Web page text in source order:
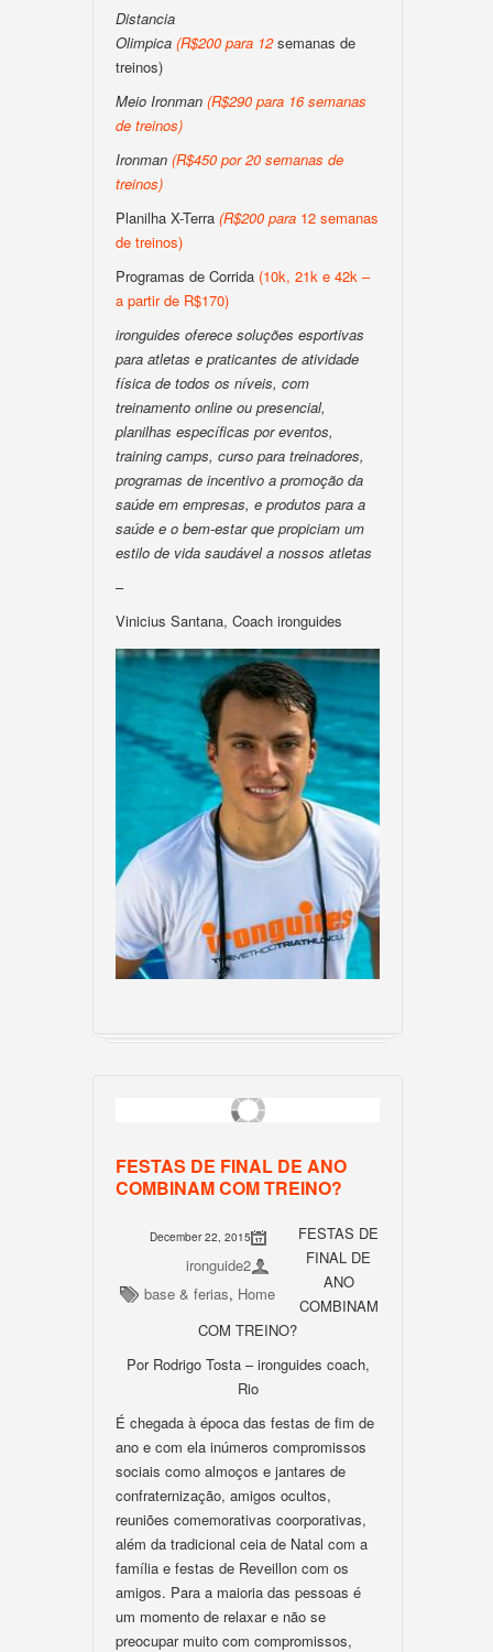
Distancia
Olimpica (R$200 para 12semanas de
treinos)
Meio Ironman (R$290 para 16 semanas
de treinos)
Ironman (R$450 por 20 semanas de
treinos)
Planilha X-Terra (R$200 para 12 semanas
de treinos)
Programas de Corrida (10k, 21k e 42k –
a partir de R$170)
ironguides oferece soluções esportivas
para atletas e praticantes de atividade
física de todos os níveis, com
treinamento online ou presencial,
planilhas específicas por eventos,
training camps, curso para treinadores,
programas de incentivo a promoção da
saúde em empresas, e produtos para a
saúde e o bem-estar que propiciam um
estilo de vida saudável a nossos atletas
–
Vinicius Santana, Coach ironguides
FESTAS DE FINAL DE ANO
COMBINAM COM TREINO?
December 22, 2015
ironguide2
base & ferias, Home
FESTAS DE
FINAL DE
ANO
COMBINAM
COM TREINO?
Por Rodrigo Tosta – ironguides coach,
Rio
É chegada à época das festas de fim de
ano e com ela inúmeros compromissos
sociais como almoços e jantares de
confraternização, amigos ocultos,
reuniões comemorativas coorporativas,
além da tradicional ceia de Natal com a
família e festas de Reveillon com os
amigos. Para a maioria das pessoas é
um momento de relaxar e não se
preocupar muito com compromissos,